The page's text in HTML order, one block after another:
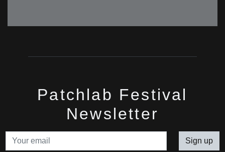
Patchlab Festival
Newsletter
Sign up